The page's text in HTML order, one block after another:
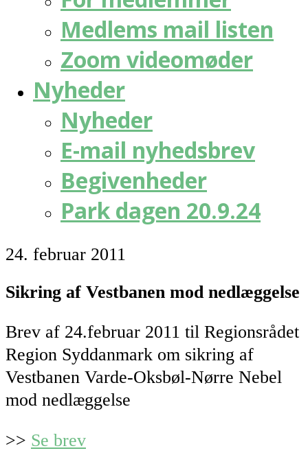
Medlems mail listen
Zoom videomøder
Nyheder
Nyheder
E-mail nyhedsbrev
Begivenheder
Park dagen 20.9.24
24. februar 2011
Sikring af Vestbanen mod nedlæggelse
Brev af 24.februar 2011 til Regionsrådet
Region Syddanmark om sikring af
Vestbanen Varde-Oksbøl-Nørre Nebel
mod nedlæggelse
>> Se brev